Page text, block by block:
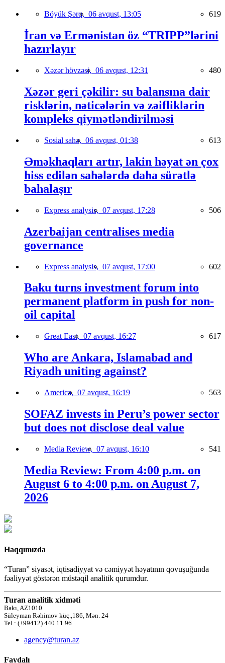
Böyük Şərq, 06 avqust, 13:05 619
İran və Ermənistan öz “TRIPP”lərini
hazırlayır
Xəzər hövzəsi, 06 avqust, 12:31 480
Xəzər geri çəkilir: su balansına dair
risklərin, nəticələrin və zəifliklərin
kompleks qiymətləndirilməsi
Sosial sahə, 06 avqust, 01:38 613
Əməkhaqları artır, lakin həyat ən çox
hiss edilən sahələrdə daha sürətlə
bahalaşır
Express analysis, 07 avqust, 17:28 506
Azerbaijan centralises media
governance
Express analysis, 07 avqust, 17:00 602
Baku turns investment forum into
permanent platform in push for non-
oil capital
Great East, 07 avqust, 16:27 617
Who are Ankara, Islamabad and
Riyadh uniting against?
America, 07 avqust, 16:19 563
SOFAZ invests in Peru’s power sector
but does not disclose deal value
Media Review, 07 avqust, 16:10 541
Media Review: From 4:00 p.m. on
August 6 to 4:00 p.m. on August 7,
2026
Haqqımızda
“Turan” siyasət, iqtisadiyyat və cəmiyyət həyatının qovuşuğunda
fəaliyyət göstərən müstəqil analitik qurumdur.
Turan analitik xidməti
Bakı, AZ1010
Süleyman Rəhimov küç.,186, Mən. 24
Tel.: (+99412) 440 11 96
agency@turan.az
Faydalı